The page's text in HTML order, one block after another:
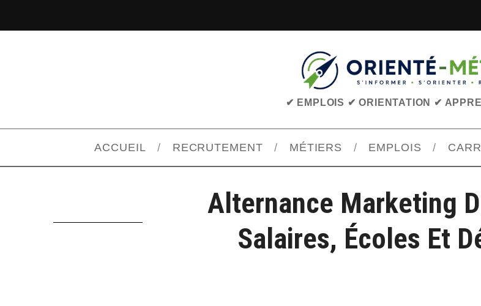
✔ EMPLOIS ✔ ORIENTATION ✔
ACCUEIL RECRUTEMENT MÉTIERS EMPLOIS
Alternance Marketing
Salaires, Écoles Et